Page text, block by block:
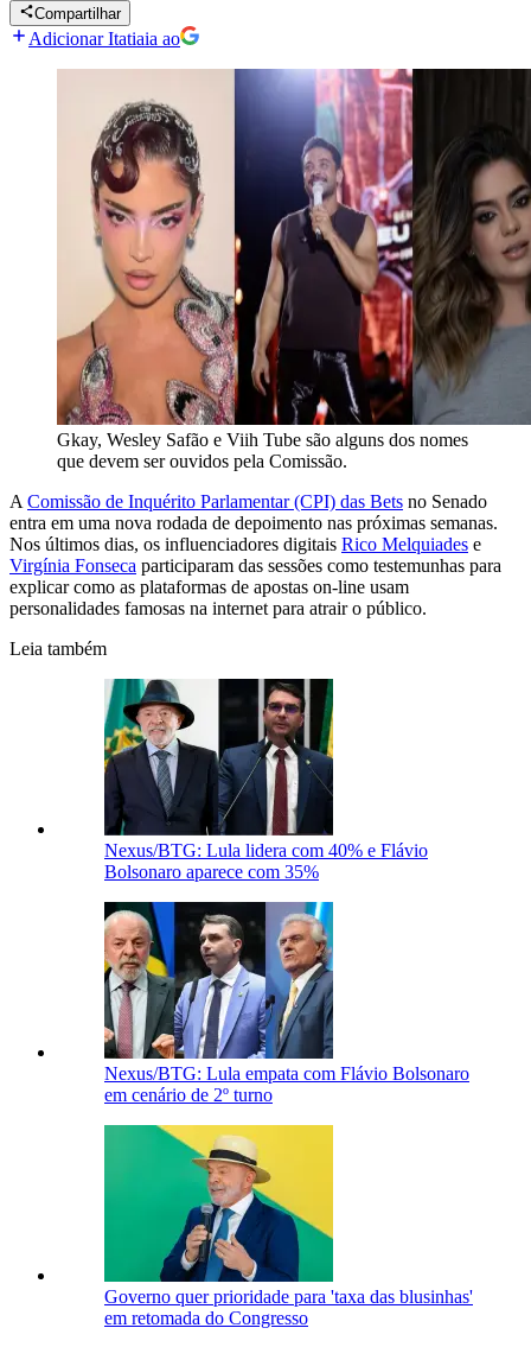
Compartilhar
Adicionar Itatiaia ao
Gkay, Wesley Safão e Viih Tube são alguns dos nomes
que devem ser ouvidos pela Comissão.
A Comissão de Inquérito Parlamentar (CPI) das Bets no Senado
entra em uma nova rodada de depoimento nas próximas semanas.
Nos últimos dias, os influenciadores digitais Rico Melquiades e
Virgínia Fonseca participaram das sessões como testemunhas para
explicar como as plataformas de apostas on-line usam
personalidades famosas na internet para atrair o público.
Leia também
Nexus/BTG: Lula lidera com 40% e Flávio
Bolsonaro aparece com 35%
Nexus/BTG: Lula empata com Flávio Bolsonaro
em cenário de 2º turno
Governo quer prioridade para 'taxa das blusinhas'
em retomada do Congresso